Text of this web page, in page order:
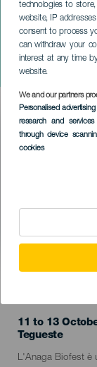
technologies to
website, IP
consent to process
can withdraw your
interest at any time
website.
We and our partners
Personalised
research and services
through device
cookies
Anaga
TENERIFE
Imagen
Listado
11 to 13
Localidad
Tegueste
Descripción
L'Anaga Biofest è